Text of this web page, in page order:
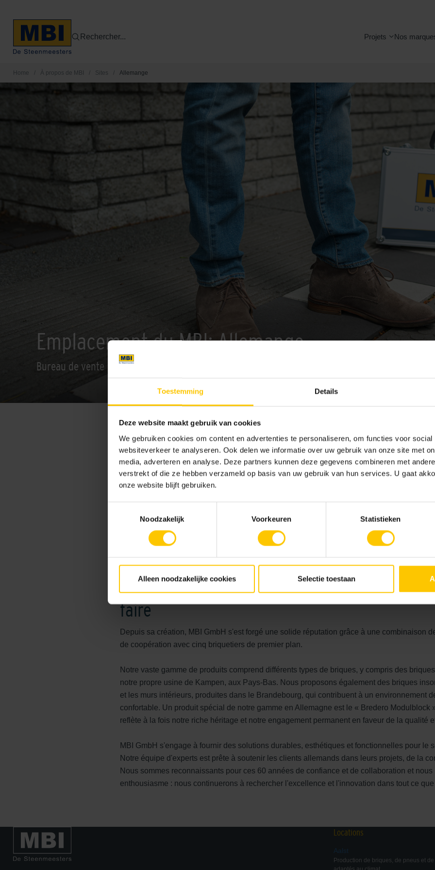
Toestemming Details
Deze website maakt gebruik van cookies
We gebruiken cookies om content en advertenties te personaliseren, om functies voor
websiteverkeer te analyseren. Ook delen we informatie over uw gebruik van onze site met
media, adverteren en analyse. Deze partners kunnen deze gegevens combineren met
verstrekt of die ze hebben verzameld op basis van uw gebruik van hun services. U gaat
onze website blijft gebruiken.
Noodzakelijk
Voorkeuren Statistieken
Alleen noodzakelijke cookies Selectie toestaan
Rechercher... Projets Nos
Home / À propos de MBI / Sites / Allemange
Emplacement du MBI: Allemange
Bureau de vente
Coordonnées de la personne à contacter
MBI GmbH
Allensteiner Straße 45, 42277 Wuppertal
Heures d'ouverture
MBI GmbH Allemagne : 60 ans d'innovation
faire
Depuis sa création, MBI GmbH s'est forgé une solide réputation grâce à une combinaison
de coopération avec cinq briquetiers de premier plan.
Notre vaste gamme de produits comprend différents types de briques, y compris des
notre propre usine de Kampen, aux Pays-Bas. Nous proposons également des briques
et les murs intérieurs, produites dans le Brandebourg, qui contribuent à un environnement
confortable. Un produit spécial de notre gamme en Allemagne est le « Bredero Modulblock
reflète à la fois notre riche héritage et notre engagement permanent en faveur de la qualité
MBI GmbH s'engage à fournir des solutions durables, esthétiques et fonctionnelles pour le
Notre équipe d'experts est prête à soutenir les clients allemands dans leurs projets, de la
Nous sommes reconnaissants pour ces 60 années de confiance et de collaboration et
enthousiasme : nous continuerons à rechercher l'excellence et l'innovation dans tout ce
Locations
Aalst
Production de briques, de pneus et